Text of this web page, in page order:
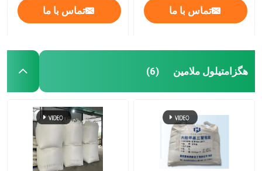
تماس با ما تماس با ما
هگزامتیلول ملامین (6)